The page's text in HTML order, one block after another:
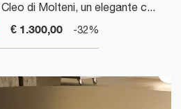
Scopri il Tavolino Mod Cleo di Molteni, un elegante complemento d'arredo per la tua casa. Ideale per uno stile moderno ed accogliente.
€ 1.300,00 -32%